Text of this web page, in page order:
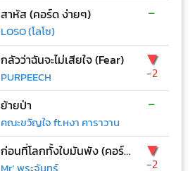
สาหัส (คอร์ด ง่ายๆ)
LOSO (โลโซ)
-
กลัวว่าฉันจะไม่เสียใจ (Fear)
PURPEECH
▼
-2
ย้ายป่า
คณะขวัญใจ ft.หงา คาราวาน
-
ก่อนที่โลกทั้งใบมันพัง (คอร์ด ง่ายๆ) ▼
-2